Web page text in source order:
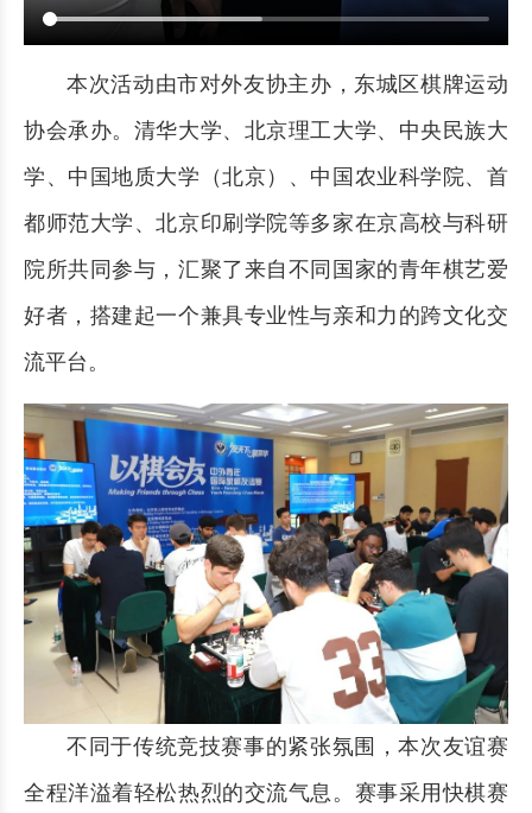
本次活动由市对外友协主办，东城区棋牌运动
协会承办。清华大学、北京理工大学、中央民族大
学、中国地质大学（北京）、中国农业科学院、首
都师范大学、北京印刷学院等多家在京高校与科研
院所共同参与，汇聚了来自不同国家的青年棋艺爱
好者，搭建起一个兼具专业性与亲和力的跨文化交
流平台。
不同于传统竞技赛事的紧张氛围，本次友谊赛
全程洋溢着轻松热烈的交流气息。赛事采用快棋赛